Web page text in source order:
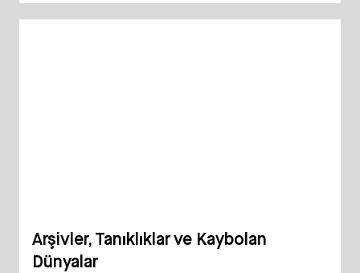
Arşivler, Tanıklıklar ve Kaybolan
Dünyalar